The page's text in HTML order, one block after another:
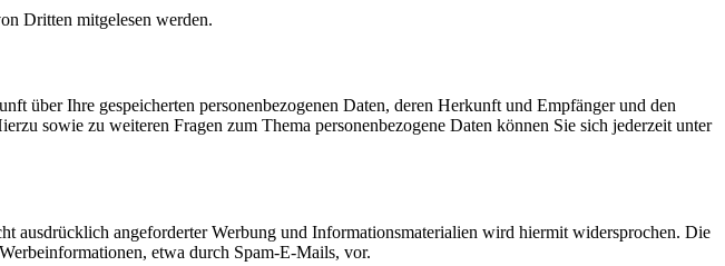
Dritten mitgelesen werden.
über Ihre gespeicherten personenbezogenen Daten, deren Herkunft und Empfänger und den
sowie zu weiteren Fragen zum Thema personenbezogene Daten können Sie sich jederzeit unter
angeforderter Werbung und Informationsmaterialien wird hiermit widersprochen. Die
etwa durch Spam-E-Mails, vor.